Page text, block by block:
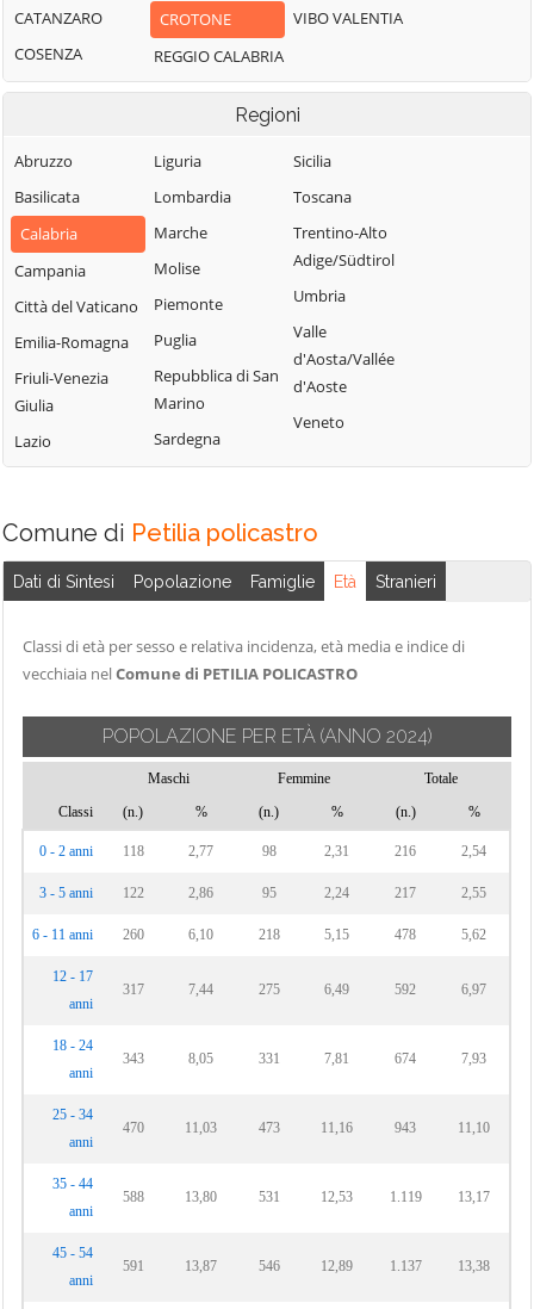
CATANZARO
COSENZA
CROTONE
REGGIO CALABRIA
VIBO VALENTIA
Regioni
Abruzzo
Basilicata
Calabria
Campania
Città del Vaticano
Emilia-Romagna
Friuli-Venezia
Giulia
Lazio
Liguria
Lombardia
Marche
Molise
Piemonte
Puglia
Repubblica di San
Marino
Sardegna
Sicilia
Toscana
Trentino-Alto
Adige/Südtirol
Umbria
Valle
d'Aosta/Vallée
d'Aoste
Veneto
Comune di Petilia policastro
Dati di Sintesi Popolazione Famiglie Età Stranieri
Classi di età per sesso e relativa incidenza, età media e indice di
vecchiaia nelComune di PETILIA POLICASTRO
POPOLAZIONE PER ETÀ (ANNO 2024)
Maschi Femmine
Totale
Classi
(n.) % (n.) % (n.) %
0 - 2 anni 118 2,77 98 2,31 216 2,54
3 - 5 anni 122 2,86 95 2,24 217 2,55
6 - 11 anni 260 6,10 218 5,15 478 5,62
12 - 17
anni
317 7,44 275 6,49 592 6,97
18 - 24
anni
343 8,05 331 7,81 674 7,93
25 - 34
anni
470 11,03 473 11,16 943 11,10
35 - 44
anni
588 13,80 531 12,53 1.119 13,17
45 - 54
anni
591 13,87 546 12,89 1.137 13,38